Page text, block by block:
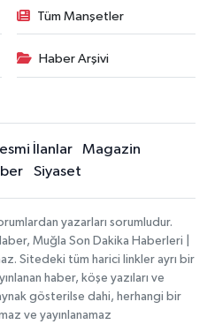
Tüm Manşetler
Haber Arşivi
İlanlar
Magazin
Siyaset
yazarları sorumludur.
Muğla Son Dakika Haberleri |
Sitedeki tüm harici linkler ayrı bir
haber, köşe yazıları ve
gösterilse dahi, herhangi bir
ve yayınlanamaz